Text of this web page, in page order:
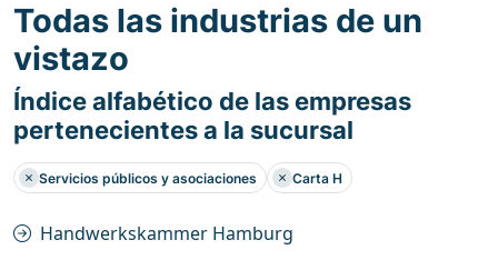
Todas las industrias de un
vistazo
Índice alfabético de las empresas
pertenecientes a la sucursal
Servicios públicos y asociaciones Carta H
Handwerkskammer Hamburg